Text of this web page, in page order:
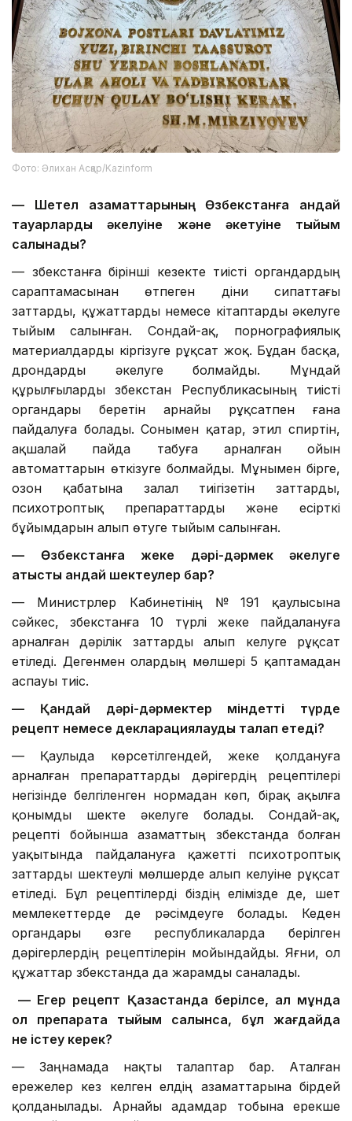
Фото: Әлихан Асқар/Kazinform
— Шетел азаматтарының Өзбекстанға қандай
тауарларды әкелуіне және әкетуіне тыйым
салынады?
— Өзбекстанға бірінші кезекте тиісті органдардың
сараптамасынан өтпеген діни сипаттағы
заттарды, құжаттарды немесе кітаптарды әкелуге
тыйым салынған. Сондай-ақ, порнографиялық
материалдарды кіргізуге рұқсат жоқ. Бұдан басқа,
дрондарды әкелуге болмайды. Мұндай
құрылғыларды Өзбекстан Республикасының тиісті
органдары беретін арнайы рұқсатпен ғана
пайдалуға болады. Сонымен қатар, этил спиртін,
ақшалай пайда табуға арналған ойын
автоматтарын өткізуге болмайды. Мұнымен бірге,
озон қабатына залал тиігізетін заттарды,
психотроптық препараттарды және есірткі
бұйымдарын алып өтуге тыйым салынған.
— Өзбекстанға жеке дәрі-дәрмек әкелуге
қатысты қандай шектеулер бар?
— Министрлер Кабинетінің № 191 қаулысына
сәйкес, Өзбекстанға 10 түрлі жеке пайдалануға
арналған дәрілік заттарды алып келуге рұқсат
етіледі. Дегенмен олардың мөлшері 5 қаптамадан
аспауы тиіс.
— Қандай дәрі-дәрмектер міндетті түрде
рецепт немесе декларациялауды талап етеді?
— Қаулыда көрсетілгендей, жеке қолдануға
арналған препараттарды дәрігердің рецептілері
негізінде белгіленген нормадан көп, бірақ ақылға
қонымды шекте әкелуге болады. Сондай-ақ,
рецепті бойынша азаматтың Өзбекстанда болған
уақытында пайдалануға қажетті психотроптық
заттарды шектеулі мөлшерде алып келуіне рұқсат
етіледі. Бұл рецептілерді біздің елімізде де, шет
мемлекеттерде де рәсімдеуге болады. Кеден
органдары өзге республикаларда берілген
дәрігерлердің рецептілерін мойындайды. Яғни, ол
құжаттар Өзбекстанда да жарамды саналады.
— Егер рецепт Қазақстанда берілсе, ал мұнда
ол препаратқа тыйым салынса, бұл жағдайда
не істеу керек?
— Заңнамада нақты талаптар бар. Аталған
ережелер кез келген елдің азаматтарына бірдей
қолданылады. Арнайы адамдар тобына ерекше